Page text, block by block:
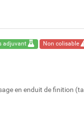
adjuvant Non colisable
en enduit de finition